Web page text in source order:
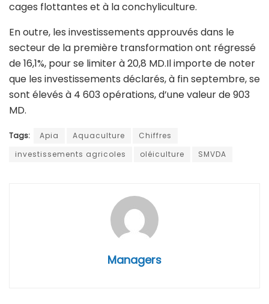
cages flottantes et à la conchyliculture.
En outre, les investissements approuvés dans le
secteur de la première transformation ont régressé
de 16,1%, pour se limiter à 20,8 MD.Il importe de noter
que les investissements déclarés, à fin septembre, se
sont élevés à 4 603 opérations, d’une valeur de 903
MD.
Tags: Apia Aquaculture
Chiffres
investissements agricoles
oléiculture SMVDA
Managers